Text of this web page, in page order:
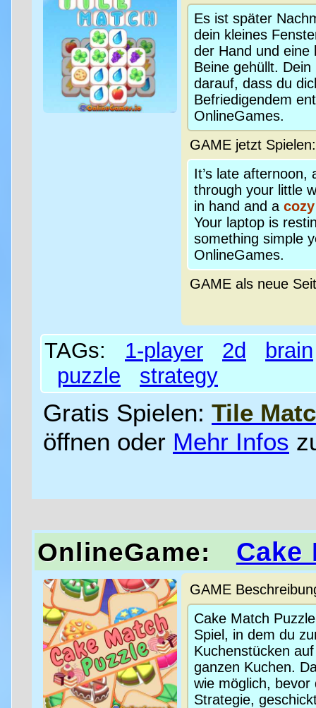
Es ist später
dein kleines
der Hand und eine
Beine gehüllt.
darauf, dass du
Befriedigendem
OnlineGames.
GAME jetzt
It’s late afternoon,
through your little
in hand and a cozy
Your laptop is
something simple
OnlineGames.
GAME als neue
TAGs: 1-player 2d
brain
puzzle
strategy
Gratis Spielen: Tile
öffnen oder Mehr Infos
OnlineGame: Cake
GAME
Cake Match
Spiel, in dem du
Kuchenstücken
ganzen Kuchen.
wie möglich, bevor
Strategie,